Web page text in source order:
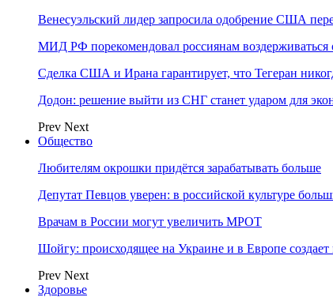
Венесуэльский лидер запросила одобрение США
МИД РФ порекомендовал россиянам
Сделка США и Ирана гарантирует, что Тегеран
Додон: решение выйти из СНГ станет ударом для
Prev Next
Общество
Любителям окрошки придётся зарабатывать больше
Депутат Певцов уверен: в российской культуре
Врачам в России могут увеличить МРОТ
Шойгу: происходящее на Украине и в Европе создает
Prev Next
Здоровье